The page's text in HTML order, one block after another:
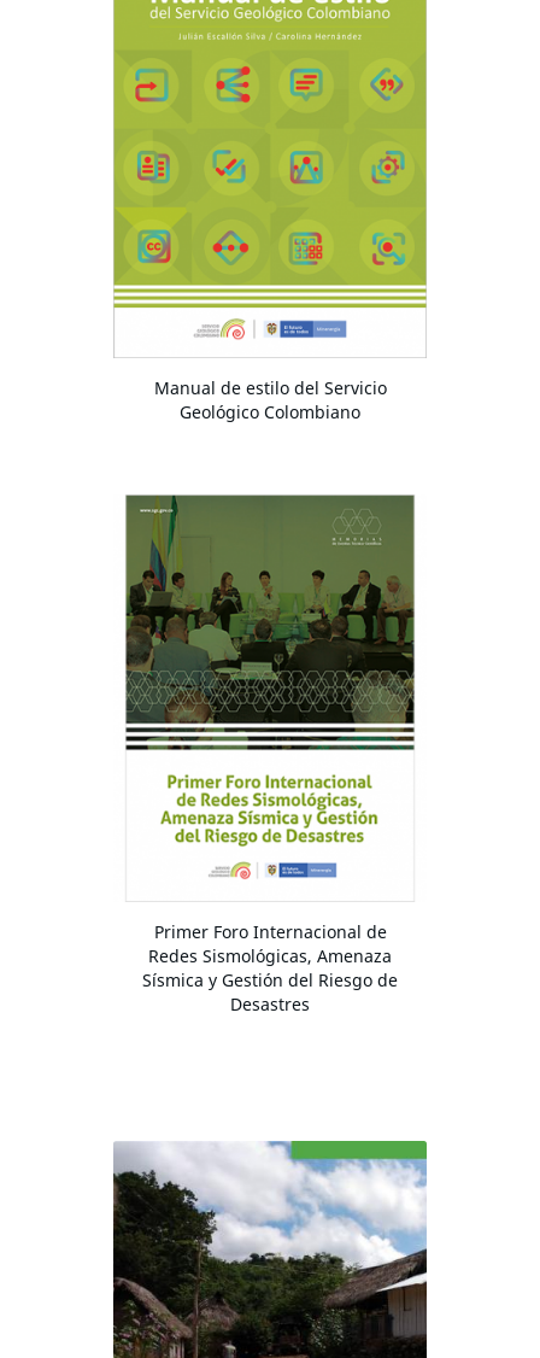
Manual de estilo del Servicio
Geológico Colombiano
Primer Foro Internacional de
Redes Sismológicas, Amenaza
Sísmica y Gestión del Riesgo de
Desastres